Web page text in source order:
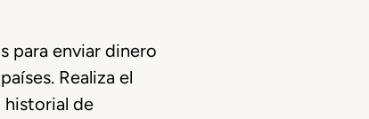
para enviar dinero
Realiza el
historial de